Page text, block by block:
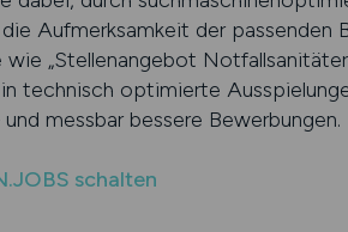
Aufmerksamkeit der passenden
„Stellenangebot
technisch optimierte
messbar bessere Bewerbungen.
schalten